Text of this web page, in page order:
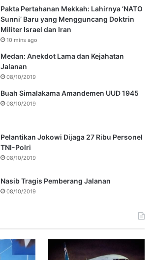
Pakta Pertahanan Mekkah: Lahirnya ‘NATO
Sunni’ Baru yang Mengguncang Doktrin
Militer Israel dan Iran
10 mins ago
Medan: Anekdot Lama dan Kejahatan
Jalanan
08/10/2019
Buah Simalakama Amandemen UUD 1945
08/10/2019
Pelantikan Jokowi Dijaga 27 Ribu Personel
TNI-Polri
08/10/2019
Nasib Tragis Pemberang Jalanan
08/10/2019